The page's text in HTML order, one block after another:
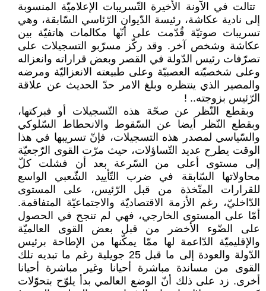
‏ تتالت في الآونة الأخيرة التّسريبات ‏الإعلاميّة المنسوبة
إلى نادية عكاشة، ‏رئيسة الدّيوان الرّئاسي السّابقة، وهي
‏تسريبات صوتيّة قُدّمت على أنّها مكالمات ‏هاتفيّة بين
عكاشة وشخص آخر. وقد ‏ركّز مسرّبو التسجيلات على
تصرّفات ‏رئيس الدّولة في القصر وبعض قراراته ‏وانعزاله
وعلى شخصيّته العصبيّة وعلى ‏طبيعته الانعزاليّة ومرضه
والمصير الذي ‏ينتظره وبلغ الامر حدّ الحديث عن علاقة
‏الرّئيس بزوجته.. ‏‎!‎
‏ وبقطع النّظر عن صحّة هذه ‏التّسجيلات أو فبركتها،
وبقطع النّظر ‏أيضا عن السّقوط والانحطاط السّلوكي
‏والسّياسي لمصدر هذه التسجيلات، فإنّ ‏تسريبها في هذا
الوقت يطرح عديد ‏التّساؤلات، حيث مرّت القوى الرّجعيّة
‏إلى مستوى أعلى من السّرعة بعد أن ‏فشلت كلّ
محاولاتها السّابقة في ضرب ‏التّأييد الشّعبي الواسع
للقرارات المتّخذة ‏من قبل الرّئيس، على المستوى
الدّاخليّ، ‏رغم الأزمة الاقتصاديّة والاجتماعيّة ‏المتفاقمة.
أمّا على المستوى الخارجي، ‏فهي لم تنجح في الحصول
على الضّوء ‏الأخضر من قبل بعض القوى العالميّة
‏والإقليميّة الدّاعمة لها ممّا يمكّنها من ‏الإطاحة برئيس
الدّولة والعودة إلى ما قبل ‏‏25 جويلية رغم ما تبديه تلك
القوى من ‏مساندة مباشرة أحيانا وغير مباشرة ‏أحيانا
أخرى. زد على ذلك أنّ الوضع ‏العالمي بدأ يلوّح بتحوّلات